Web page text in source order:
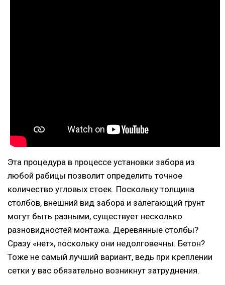
Эта процедура в процессе установки забора из
любой рабицы позволит определить точное
количество угловых стоек. Поскольку толщина
столбов, внешний вид забора и залегающий грунт
могут быть разными, существует несколько
разновидностей монтажа. Деревянные столбы?
Сразу «нет», поскольку они недолговечны. Бетон?
Тоже не самый лучший вариант, ведь при креплении
сетки у вас обязательно возникнут затруднения.